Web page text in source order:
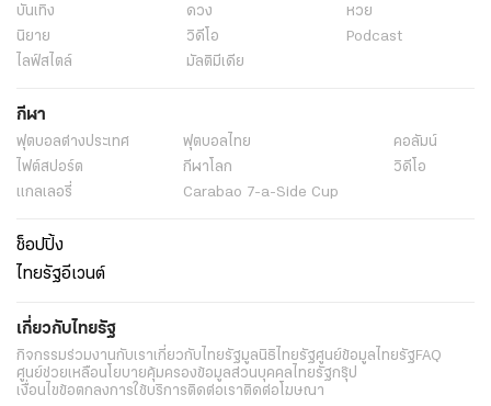
บันเทิง
ดวง
หวย
นิยาย
วิดีโอ
Podcast
ไลฟ์สไตล์
มัลติมีเดีย
กีฬา
ฟุตบอลต่่างประเทศ ฟุตบอลไทย
คอลัมน์
ไฟต์สปอร์ต
กีฬาโลก
วิดีโอ
แกลเลอรี่
Carabao 7-a-Side Cup
ช็อปปิ้ง
ไทยรัฐอีเวนต์
เกี่ยวกับไทยรัฐ
กิจกรรมร่วมงานกับเราเกี่ยวกับไทยรัฐมูลนิธิไทยรัฐศูนย์ข้อมูลไทยรัฐFAQ
ศูนย์ช่วยเหลือนโยบายคุ้มครองข้อมูลส่วนบุคคลไทยรัฐกรุ๊ป
เงื่อนไขข้อตกลงการใช้บริการติดต่อเราติดต่อโฆษณา